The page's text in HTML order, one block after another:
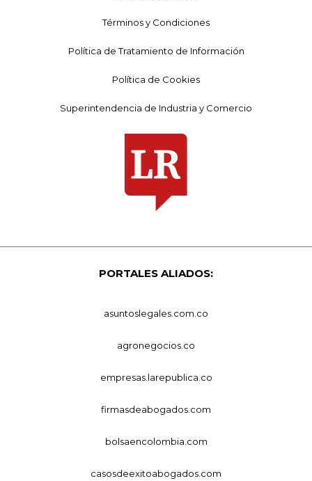
Términos y Condiciones
Política de Tratamiento de Información
Política de Cookies
Superintendencia de Industria y Comercio
PORTALES ALIADOS:
asuntoslegales.com.co
agronegocios.co
empresas.larepublica.co
firmasdeabogados.com
bolsaencolombia.com
casosdeexitoabogados.com